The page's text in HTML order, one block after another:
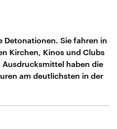
Detonationen. Sie fahren in
Kirchen, Kinos und Clubs
haben die
am deutlichsten in der